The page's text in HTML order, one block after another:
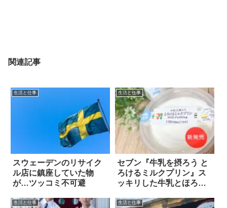
関連記事
生活と仕事
スウェーデンのリサイク
ル店に鎮座していた物
が…ツッコミ不可避
生活と仕事
セブン『牛乳を摂ろう と
ろけるミルクプリン』ス
ッキリした牛乳とほろ苦
味わえて、牛乳好きも大
生活と仕事 生活と仕事